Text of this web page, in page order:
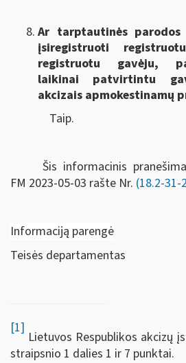
Ar tarptautinės
įsiregistruoti
registruotu gavėju,
laikinai patvirtintu
akcizais apmokestinamų
Taip.
Šis informacinis
FM 2023-05-03 rašte Nr. (18.2-31-
Informaciją parengė
Teisės departamentas
[1]
Lietuvos Respublikos akcizų
straipsnio 1 dalies 1 ir 7 punktai.